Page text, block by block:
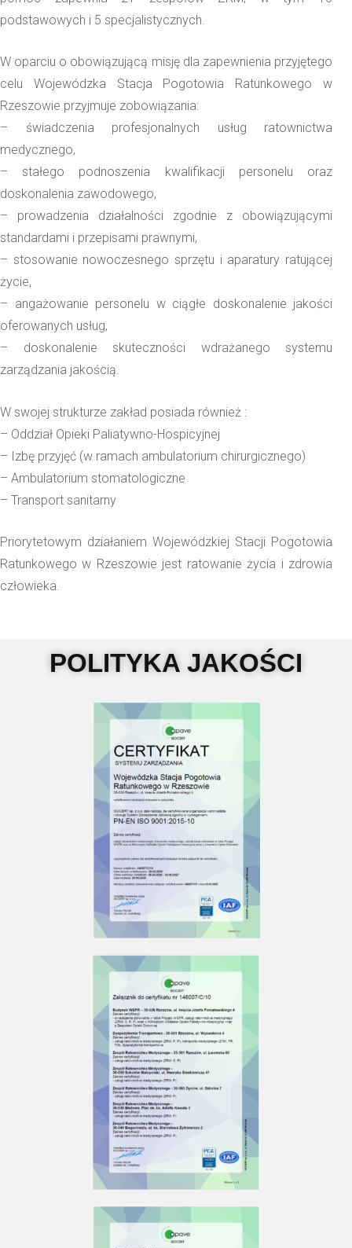
podstawowych i 5 specjalistycznych.
W oparciu o obowiązującą misję dla zapewnienia przyjętego
celu Wojewódzka Stacja Pogotowia Ratunkowego w
Rzeszowie przyjmuje zobowiązania:
– świadczenia profesjonalnych usług ratownictwa
medycznego,
– stałego podnoszenia kwalifikacji personelu oraz
doskonalenia zawodowego,
– prowadzenia działalności zgodnie z obowiązującymi
standardami i przepisami prawnymi,
– stosowanie nowoczesnego sprzętu i aparatury ratującej
życie,
– angażowanie personelu w ciągłe doskonalenie jakości
oferowanych usług,
– doskonalenie skuteczności wdrażanego systemu
zarządzania jakością.
W swojej strukturze zakład posiada również :
– Oddział Opieki Paliatywno-Hospicyjnej
– Izbę przyjęć (w ramach ambulatorium chirurgicznego)
– Ambulatorium stomatologiczne
– Transport sanitarny
Priorytetowym działaniem Wojewódzkiej Stacji Pogotowia
Ratunkowego w Rzeszowie jest ratowanie życia i zdrowia
człowieka.
POLITYKA JAKOŚCI